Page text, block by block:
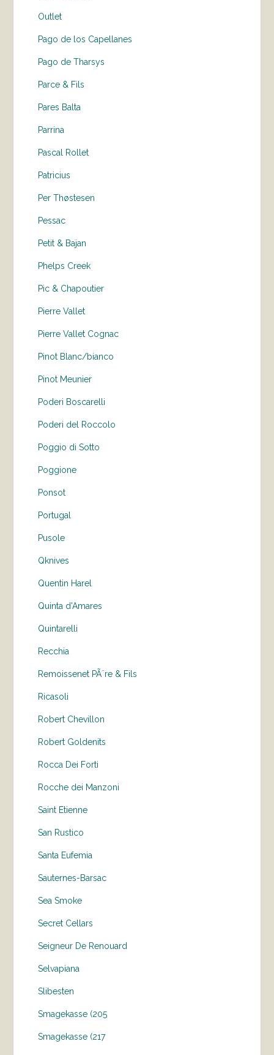
Outlet
Pago de los Capellanes
Pago de Tharsys
Parce & Fils
Pares Balta
Parrina
Pascal Rollet
Patricius
Per Thøstesen
Pessac
Petit & Bajan
Phelps Creek
Pic & Chapoutier
Pierre Vallet
Pierre Vallet Cognac
Pinot Blanc/bianco
Pinot Meunier
Poderi Boscarelli
Poderi del Roccolo
Poggio di Sotto
Poggione
Ponsot
Portugal
Pusole
Qknives
Quentin Harel
Quinta d'Amares
Quintarelli
Recchia
Remoissenet PÃ¨re & Fils
Ricasoli
Robert Chevillon
Robert Goldenits
Rocca Dei Forti
Rocche dei Manzoni
Saint Etienne
San Rustico
Santa Eufemia
Sauternes-Barsac
Sea Smoke
Secret Cellars
Seigneur De Renouard
Selvapiana
Slibesten
Smagekasse (205
Smagekasse (217